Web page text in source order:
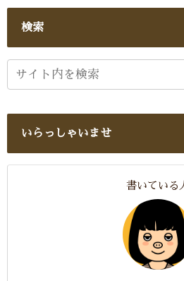
検索
いらっしゃいませ
書いている